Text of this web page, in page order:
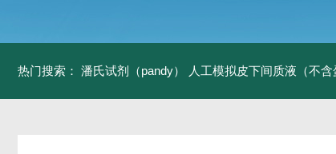
热门搜索： 潘氏试剂（pandy） 人工模拟皮下间质液（不含